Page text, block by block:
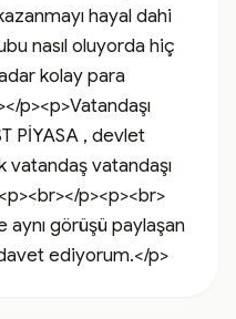
hayal dahi
nasıl oluyorda hiç
kolay para
p><p>Vatandaşı
PİYASA , devlet
vatandaş vatandaşı
p><p><br>
aynı görüşü paylaşan
ediyorum.</p>